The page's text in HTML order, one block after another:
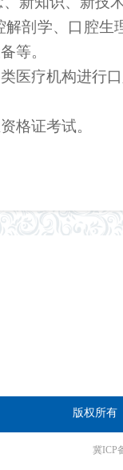
剖学、口腔
等。
医疗机构进行
格证考试。
版权所有
冀ICP